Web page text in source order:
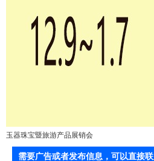
玉器珠宝暨旅游产品展销会
需要广告或者发布信息，可以直接